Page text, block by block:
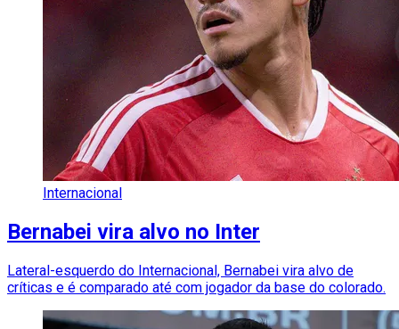
Internacional
Bernabei vira alvo no Inter
Lateral-esquerdo do Internacional, Bernabei vira alvo de
críticas e é comparado até com jogador da base do colorado.